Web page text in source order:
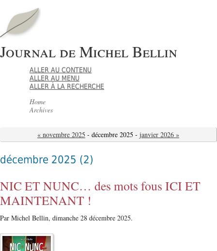
Journal de Michel Bellin
ALLER AU CONTENU
ALLER AU MENU
ALLER À LA RECHERCHE
Home
Archives
« novembre 2025 - décembre 2025 - janvier 2026 »
décembre 2025 (2)
NIC ET NUNC… des mots fous ICI ET
MAINTENANT !
Par Michel Bellin, dimanche 28 décembre 2025.